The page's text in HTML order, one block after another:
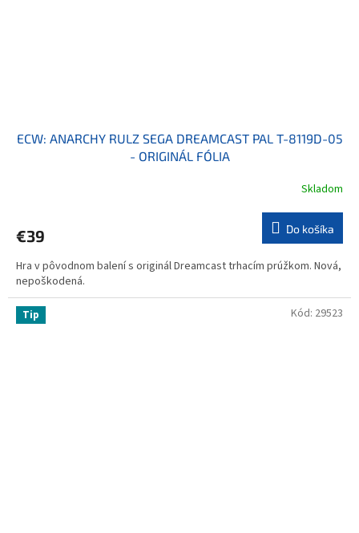
ECW: ANARCHY RULZ SEGA DREAMCAST PAL T-8119D-05
- ORIGINÁL FÓLIA
Skladom
€39 Do košíka
Hra v pôvodnom balení s originál Dreamcast trhacím prúžkom. Nová,
nepoškodená.
Tip Kód: 29523